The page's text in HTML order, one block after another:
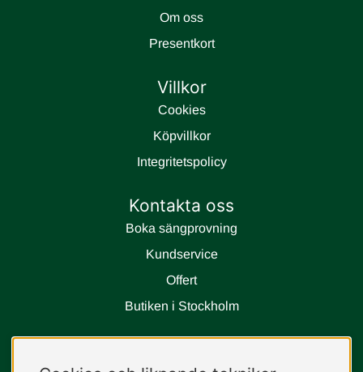
Om oss
Presentkort
Villkor
Cookies
Köpvillkor
Integritetspolicy
Kontakta oss
Boka sängprovning
Kundservice
Offert
Butiken i Stockholm